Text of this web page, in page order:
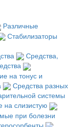
Различные
Стабилизаторы
Средства,
на тонус и
Средства разных
системы
на слизистую
при болезни